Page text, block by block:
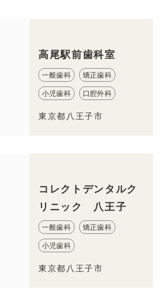
高尾駅前歯科室
一般歯科 矯正歯科
小児歯科 口腔外科
東京都八王子市
コレクトデンタルク
リニック 八王子
一般歯科 矯正歯科
小児歯科
東京都八王子市